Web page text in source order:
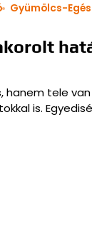
Gyümölcs-
hanem tele van
is.